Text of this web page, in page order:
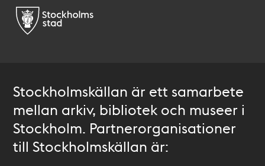
Stockholmskällan är ett samarbete
mellan arkiv, bibliotek och museer i
Stockholm. Partnerorganisationer
till Stockholmskällan är: